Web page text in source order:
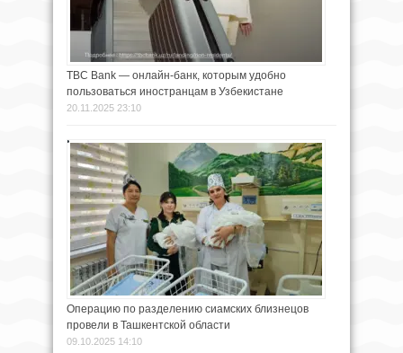
TBC Bank — онлайн-банк, которым удобно
пользоваться иностранцам в Узбекистане
20.11.2025 23:10
Операцию по разделению сиамских близнецов
провели в Ташкентской области
09.10.2025 14:10